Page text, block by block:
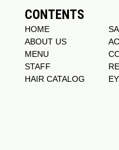
CONTENTS
HOME
ABOUT US
MENU
STAFF
HAIR CATALOG